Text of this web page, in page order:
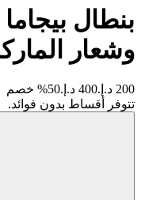
بنطال
وشعار
200 د.إ. 400 د.إ.
50% خصم
تتوفر أقساط بدون فوائد.